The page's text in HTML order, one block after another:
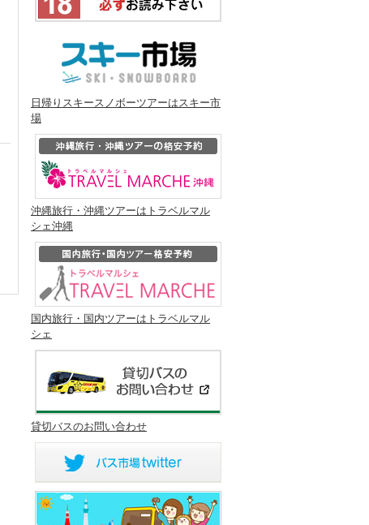
日帰りスキースノボーツアーはスキー市
場
沖縄旅行・沖縄ツアーはトラベルマル
シェ沖縄
国内旅行・国内ツアーはトラベルマル
シェ
貸切バスのお問い合わせ